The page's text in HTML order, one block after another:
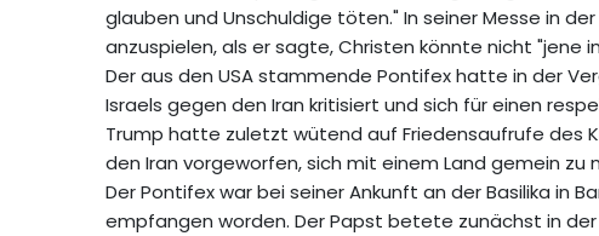
glauben und Unschuldige töten." In seiner Messe in
anzuspielen, als er sagte, Christen könnte nicht "jene
Der aus den USA stammende Pontifex hatte in der
Israels gegen den Iran kritisiert und sich für einen
Trump hatte zuletzt wütend auf Friedensaufrufe des
den Iran vorgeworfen, sich mit einem Land gemein zu
Der Pontifex war bei seiner Ankunft an der Basilika in
empfangen worden. Der Papst betete zunächst in